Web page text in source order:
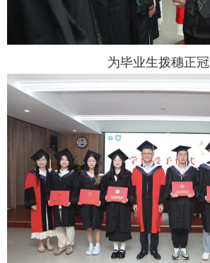
为毕业生拨穗正冠